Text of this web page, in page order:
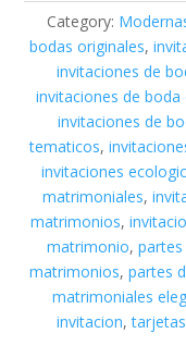
Category:
bodas originales,
invitaciones de
invitaciones de boda
invitaciones de
tematicos,
invitaciones
matrimoniales,
matrimonios,
matrimonio,
matrimonios, partes
matrimoniales
invitacion,